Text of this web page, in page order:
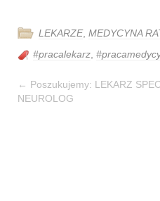
LEKARZE, MEDYCYNA
#pracalekarz
← Poszukujemy: LEKARZ
NEUROLOG